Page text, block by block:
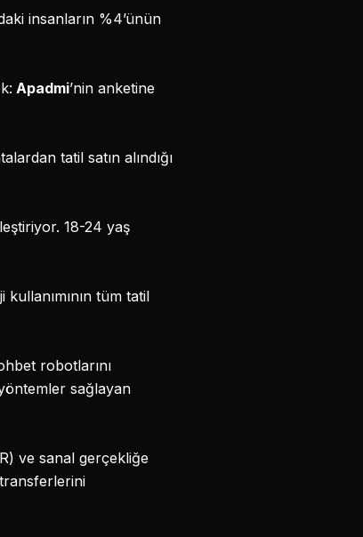
insanların %4’ünün
Apadmi’nin anketine
tatil satın alındığı
18-24 yaş
tüm tatil
robotlarını
sağlayan
ve sanal gerçekliğe